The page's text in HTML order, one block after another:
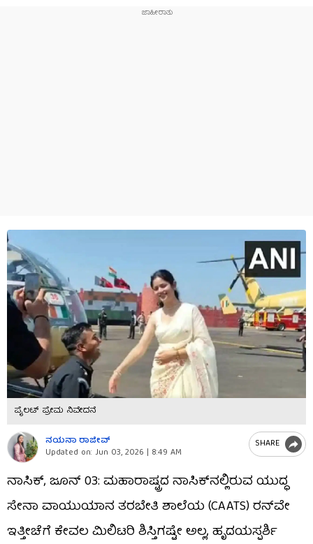
ಪೈಲಟ್ ಪ್ರೇಮ ನಿವೇದನೆ
ನಯನಾ ರಾಜೀವ್
Updated on: Jun 03, 2026 | 8:49 AM
SHARE
ನಾಸಿಕ್, ಜೂನ್ 03: ಮಹಾರಾಷ್ಟ್ರದ ನಾಸಿಕ್‌ನಲ್ಲಿರುವ ಯುದ್ಧ
ಸೇನಾ ವಾಯುಯಾನ ತರಬೇತಿ ಶಾಲೆಯ (CAATS) ರನ್‌ವೇ
ಇತ್ತೀಚೆಗೆ ಕೇವಲ ಮಿಲಿಟರಿ ಶಿಸ್ತಿಗಷ್ಟೇ ಅಲ್ಲ, ಹೃದಯಸ್ಪರ್ಶಿ